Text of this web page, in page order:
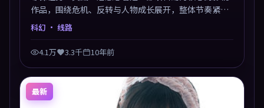
作品，围绕危机、反转与人物成长展开，整体节奏紧
凑，值得推荐观看。
科幻 · 线路
4.1万 3.3千 10年前
最新